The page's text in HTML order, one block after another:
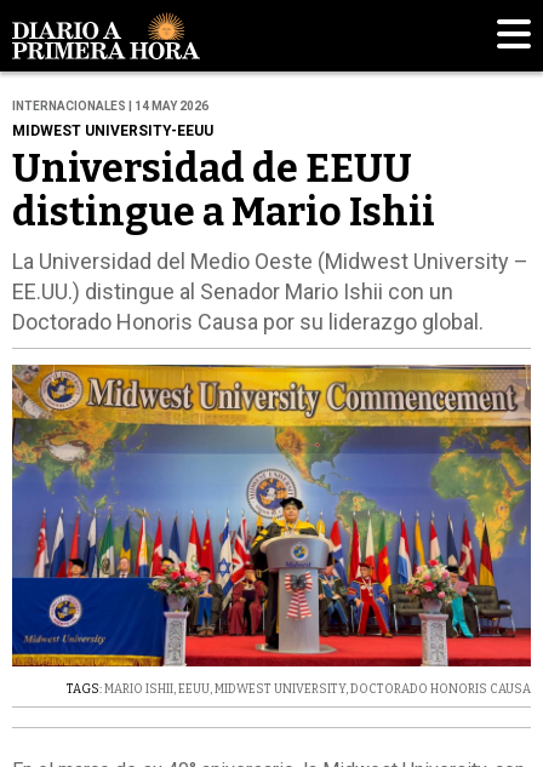
INTERNACIONALES | 14 MAY 2026
MIDWEST UNIVERSITY-EEUU
Universidad de EEUU
distingue a Mario Ishii
La Universidad del Medio Oeste (Midwest University –
EE.UU.) distingue al Senador Mario Ishii con un
Doctorado Honoris Causa por su liderazgo global.
TAGS:MARIO ISHII,EEUU,MIDWEST UNIVERSITY,DOCTORADO HONORIS CAUSA